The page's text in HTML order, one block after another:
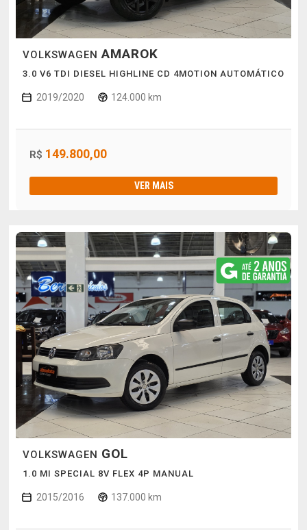
VOLKSWAGENAMAROK
3.0 V6 TDI DIESEL HIGHLINE CD 4MOTION AUTOMÁTICO
2019/2020 124.000 km
R$ 149.800,00
VER MAIS
VOLKSWAGEN GOL
1.0 MI SPECIAL 8V FLEX 4P MANUAL
2015/2016 137.000 km